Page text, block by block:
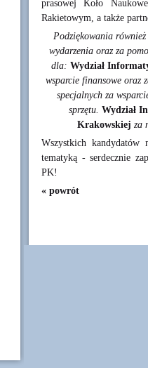
prasowej Koło
Rakietowym, a także
Podziękowania
wydarzenia oraz za
dla: Wydział
wsparcie finansowe oraz
specjalnych za
sprzętu. Wydział
Krakowskiej za
Wszystkich kandydatów
tematyką - serdecznie
PK!
« powrót